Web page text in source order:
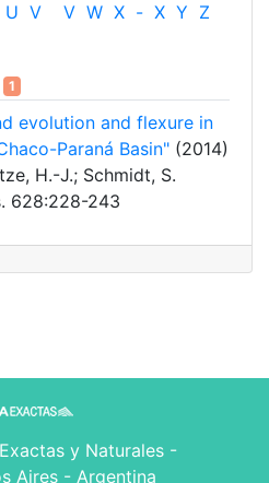
U V V W X - X Y Z
1
evolution and flexure in
Paraná Basin" (2014)
H.-J.; Schmidt, S.
628:228-243
y Naturales -
Aires - Argentina